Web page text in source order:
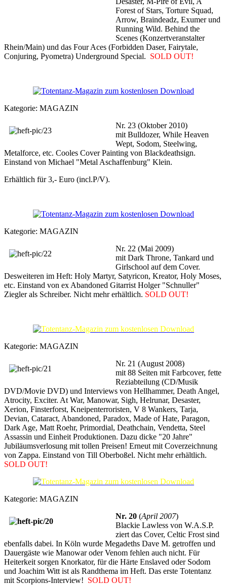
Forest of Stars, Torture Squad,
Arrow, Braindeadz, Exumer und
Running Wild. Behind the
Scenes (Konzertveranstalter
Rhein/Main) und das Four Aces (Forbidden Daser, Fairytale,
Conjuring, Pyometra) Underground Special. SOLD OUT!
Kategorie: MAGAZIN
Nr. 23 (Oktober 2010)
mit Bulldozer, While Heaven
Wept, Sodom, Steelwing,
Metalforce, etc. Cooles Cover Painting von Blackdeathsign.
Einstand von Michael "Metal Aschaffenburg" Klein.
Erhältlich für 3,- Euro (incl.P/V).
Kategorie: MAGAZIN
Nr. 22 (Mai 2009)
mit Dark Throne, Tankard und
Girlschool auf dem Cover.
Desweiteren im Heft: Holy Martyr, Satyricon, Kreator, Holy Moses,
etc. Einstand von ex Abandoned Gitarrist Holger "Schnuller"
Ziegler als Schreiber. Nicht mehr erhältlich. SOLD OUT!
Kategorie: MAGAZIN
Nr. 21 (August 2008)
mit 88 Seiten mit Farbcover, fette
Reziabteilung (CD/Musik
DVD/Movie DVD) und Interviews von Hellhammer, Death Angel,
Atrocity, Exciter. At War, Manowar, Sigh, Helrunar, Desaster,
Xerion, Finsterforst, Kneipenterroristen, V 8 Wankers, Tarja,
Devian, Cataract, Abandoned, Paradox, Made of Hate, Paragon,
Dark Age, Matt Roehr, Primordial, Deathchain, Vendetta, Steel
Assassin und Einheit Produktionen. Dazu dicke "20 Jahre"
Jubiläumsverlosung mit tollen Preisen! Erneut mit Coverzeichnung
von Zappa. Einstand von Till Oberboßel. Nicht mehr erhältlich.
SOLD OUT!
Kategorie: MAGAZIN
Nr. 20 (April 2007)
Blackie Lawless von W.A.S.P.
ziert das Cover, Celtic Frost sind
ebenfalls dabei. In Köln wurde Megadeths Dave M. getroffen und
Dauergäste wie Manowar oder Venom fehlen auch nicht. Für
Heiterkeit sorgen Knorkator, für die Härte Enslaved oder Sodom
und Joachim Witt ist als Randthema im Heft. Das erste Totentanz
mit Scorpions-Interview! SOLD OUT!